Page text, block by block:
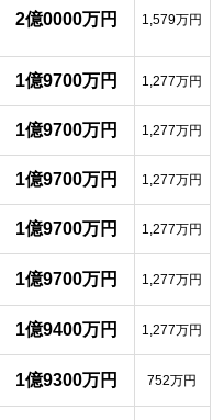
2億0000万円 1,579万円
1億9700万円 1,277万円
1億9700万円 1,277万円
1億9700万円 1,277万円
1億9700万円 1,277万円
1億9700万円 1,277万円
1億9400万円 1,277万円
1億9300万円 752万円